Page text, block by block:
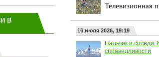
В
Телевизионная
16 июля 2026, 19:19
Нальчик и соседи.
справедливости